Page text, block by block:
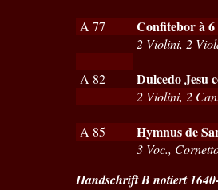
A 77 Confitebor à 6
2 Violini, 2
A 82 Dulcedo Jesu
2 Violini, 2
A 85 Hymnus de
3 Voc.,
Handschrift B notiert